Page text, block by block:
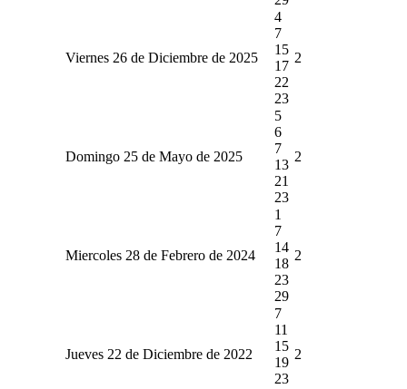
Viernes 26 de Diciembre de 2025
4
7
15
17
22
23
2
Domingo 25 de Mayo de 2025
5
6
7
13
21
23
2
Miercoles 28 de Febrero de 2024
1
7
14
18
23
29
2
Jueves 22 de Diciembre de 2022
7
11
15
19
23
2